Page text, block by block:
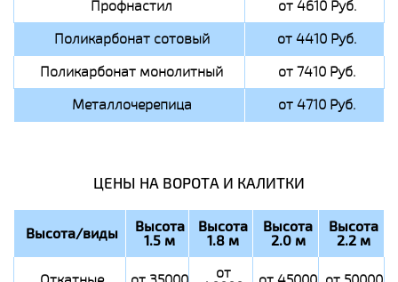
Профнастил
от 4610 Руб.
Поликарбонат сотовый
от 4410 Руб.
Поликарбонат монолитный
от 7410 Руб.
Металлочерепица
от 4710 Руб.
ЦЕНЫ НА ВОРОТА И КАЛИТКИ
Высота/виды Высота
1.5 м
Высота
1.8 м
Высота
2.0 м
Высота
2.2 м
от